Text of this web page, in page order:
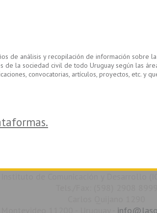
de análisis y recopilación de información sobre
la sociedad civil de todo Uruguay según las
convocatorias, artículos, proyectos, etc.